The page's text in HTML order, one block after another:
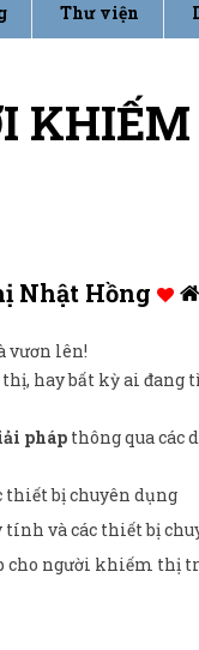
Thư viện
Nhật Hồng
vươn lên!
hay bất kỳ ai đang
pháp thông qua các
bị chuyên dụng
và các thiết bị
người khiếm thị